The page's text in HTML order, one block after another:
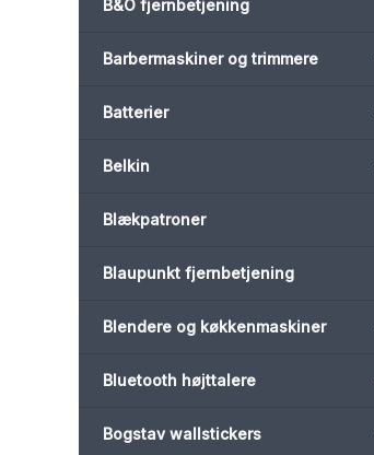
B&O fjernbetjening
Barbermaskiner og trimmere
Batterier
Belkin
Blækpatroner
Blaupunkt fjernbetjening
Blendere og køkkenmaskiner
Bluetooth højttalere
Bogstav wallstickers